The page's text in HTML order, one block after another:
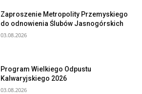
Zaproszenie Metropolity Przemyskiego
do odnowienia Ślubów Jasnogórskich
03.08.2026
Program Wielkiego Odpustu
Kalwaryjskiego 2026
03.08.2026